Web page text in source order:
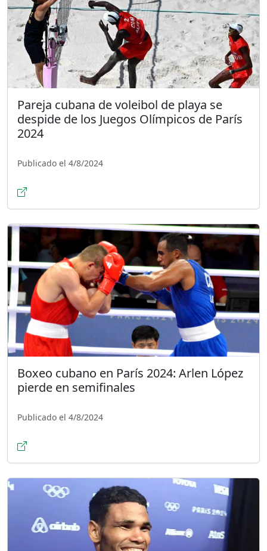
Pareja cubana de voleibol de playa se
despide de los Juegos Olímpicos de París
2024
Publicado el 4/8/2024
Boxeo cubano en París 2024: Arlen López
pierde en semifinales
Publicado el 4/8/2024